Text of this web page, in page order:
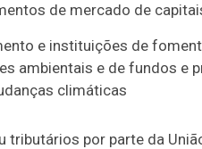
de mercado de
e instituições de
ambientais e de fundos e
climáticas
tributários por parte da